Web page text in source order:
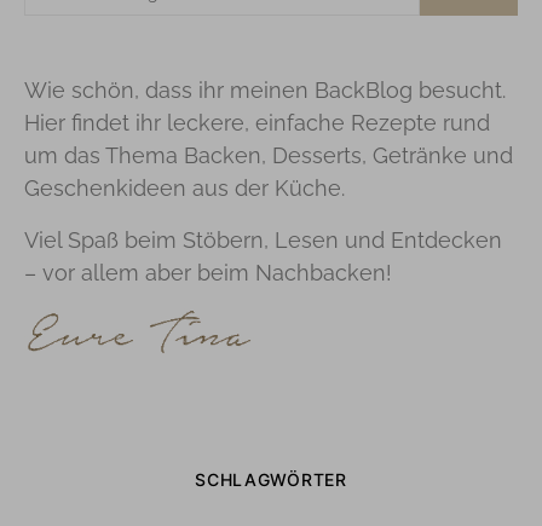
Wie schön, dass ihr meinen BackBlog besucht.
Hier findet ihr leckere, einfache Rezepte rund
um das Thema Backen, Desserts, Getränke und
Geschenkideen aus der Küche.
Viel Spaß beim Stöbern, Lesen und Entdecken
– vor allem aber beim Nachbacken!
SCHLAGWÖRTER